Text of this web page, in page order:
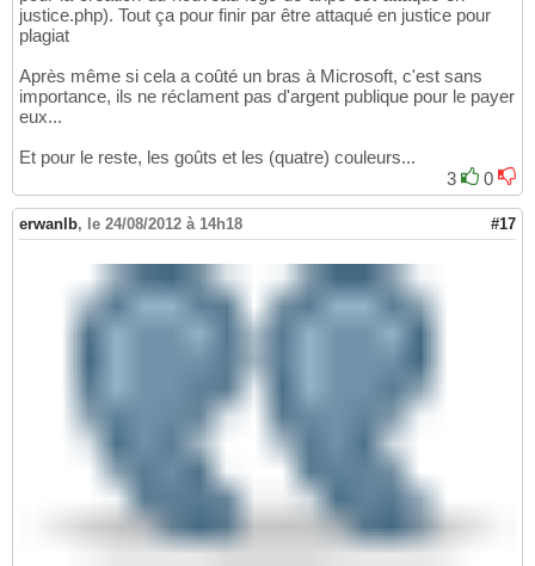
justice.php). Tout ça pour finir par être attaqué en justice pour
plagiat
Après même si cela a coûté un bras à Microsoft, c'est sans
importance, ils ne réclament pas d'argent publique pour le payer
eux...
Et pour le reste, les goûts et les (quatre) couleurs...
3
0
erwanlb, le 24/08/2012 à 14h18 #17